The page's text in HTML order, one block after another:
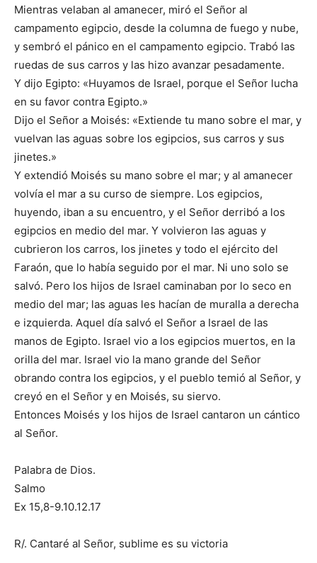
Mientras velaban al amanecer, miró el Señor al
campamento egipcio, desde la columna de fuego y nube,
y sembró el pánico en el campamento egipcio. Trabó las
ruedas de sus carros y las hizo avanzar pesadamente.
Y dijo Egipto: «Huyamos de Israel, porque el Señor lucha
en su favor contra Egipto.»
Dijo el Señor a Moisés: «Extiende tu mano sobre el mar, y
vuelvan las aguas sobre los egipcios, sus carros y sus
jinetes.»
Y extendió Moisés su mano sobre el mar; y al amanecer
volvía el mar a su curso de siempre. Los egipcios,
huyendo, iban a su encuentro, y el Señor derribó a los
egipcios en medio del mar. Y volvieron las aguas y
cubrieron los carros, los jinetes y todo el ejército del
Faraón, que lo había seguido por el mar. Ni uno solo se
salvó. Pero los hijos de Israel caminaban por lo seco en
medio del mar; las aguas les hacían de muralla a derecha
e izquierda. Aquel día salvó el Señor a Israel de las
manos de Egipto. Israel vio a los egipcios muertos, en la
orilla del mar. Israel vio la mano grande del Señor
obrando contra los egipcios, y el pueblo temió al Señor, y
creyó en el Señor y en Moisés, su siervo.
Entonces Moisés y los hijos de Israel cantaron un cántico
al Señor.
Palabra de Dios.
Salmo
Ex 15,8-9.10.12.17
R/. Cantaré al Señor, sublime es su victoria